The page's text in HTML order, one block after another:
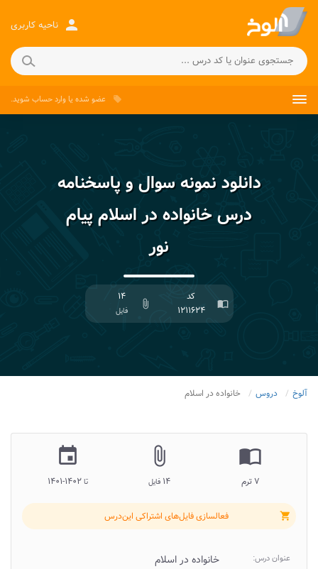
person ناحیه کاربری
local_offer عضو شده یاوارد حساب شوید.
دانلود نمونه سوال و پاسخنامه
درس خانواده در اسلام پیام
نور
import_contacts
کد
۱۲۱۱۶۲۴
attach_file
۱۴
فایل
آلوخ دروس خانواده در اسلام
import_contacts
۷ ترم
attach_file
۱۴ فایل
insert_invitation
تا۱۴۰۲-۱۴۰۱
shopping_cart فعالسازی فایل‌های اشتراکی این‌درس
عنوان درس: خانواده در اسلام